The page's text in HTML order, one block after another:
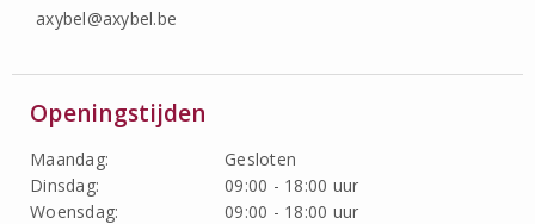
axybel@axybel.be
Openingstijden
Maandag:
Gesloten
Dinsdag:
09:00 - 18:00 uur
Woensdag:
09:00 - 18:00 uur